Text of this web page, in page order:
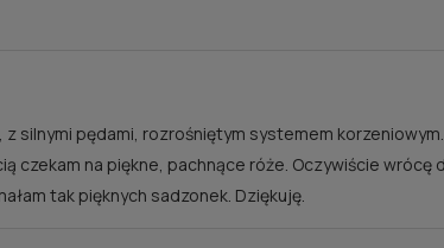
silnymi pędami, rozrośniętym systemem
czekam na piękne, pachnące róże. Oczywiście wrócę
tak pięknych sadzonek. Dziękuję.